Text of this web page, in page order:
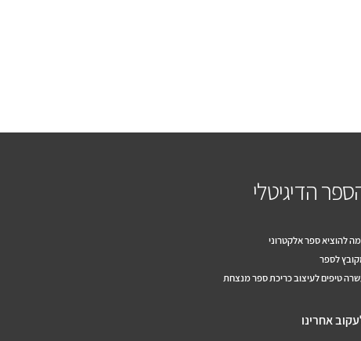
הדיגיטלי
להוציא ספר אלקטרוני
לספר
טיפים לעיצוב כריכת ספר מנצחת
אחרינו